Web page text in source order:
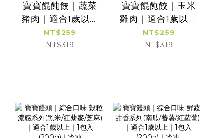
寶寶餛飩餃｜蔬菜
豬肉｜適合1歲以上
｜1盒入(140g)｜冷
凍
NT$259
NT$319
寶寶餛飩餃｜玉米
雞肉｜適合1歲以上
｜1盒入(140g)｜冷
凍
NT$259
NT$319